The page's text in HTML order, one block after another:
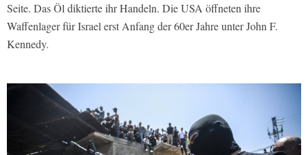
Seite. Das Öl diktierte ihr Handeln. Die USA öffneten ihre
Waffenlager für Israel erst Anfang der 60er Jahre unter John F.
Kennedy.